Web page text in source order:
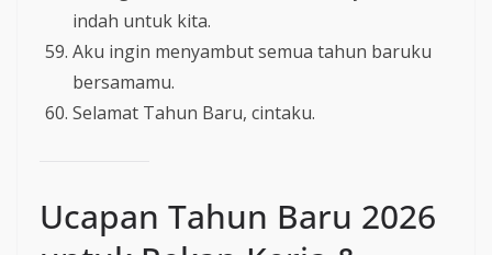
indah untuk kita.
Aku ingin menyambut semua tahun baruku
bersamamu.
Selamat Tahun Baru, cintaku.
Ucapan Tahun Baru 2026